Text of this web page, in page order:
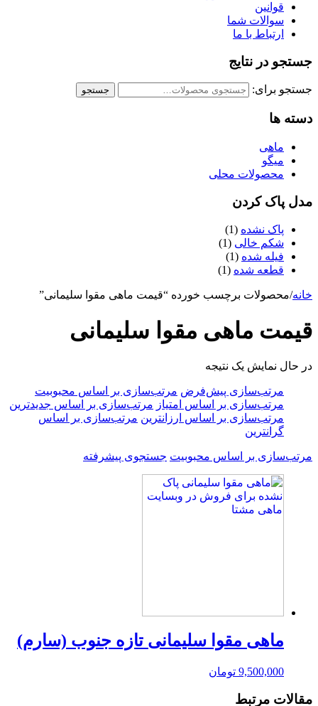
قوانین
سوالات شما
ارتباط با ما
جستجو در نتایج
جستجو برای: جستجو
دسته ها
ماهی
میگو
محصولات محلی
مدل پاک کردن
پاک نشده (1)
شکم خالی (1)
فیله شده (1)
قطعه شده (1)
خانه/محصولات برچسب خورده “قیمت ماهی مقوا سلیمانی”
قیمت ماهی مقوا سلیمانی
در حال نمایش یک نتیجه
مرتب‌سازی پیش‌فرض مرتب‌سازی بر اساس محبوبیت
مرتب‌سازی بر اساس امتیاز مرتب‌سازی بر اساس جدیدترین
مرتب‌سازی بر اساس ارزانترین مرتب‌سازی بر اساس
گرانترین
مرتب‌سازی بر اساس محبوبیت جستجوی پیشرفته
ماهی مقوا سلیمانی تازه جنوب (سارم)
9,500,000 تومان
مقالات مرتبط